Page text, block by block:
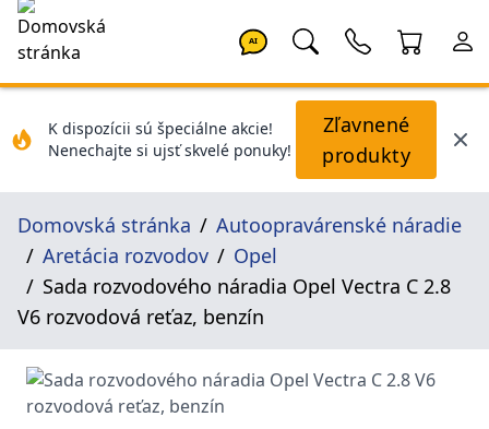
AI
K dispozícii sú špeciálne akcie!
Nenechajte si ujsť skvelé ponuky!
Zľavnené
produkty
Domovská stránka
Autoopravárenské náradie
Aretácia rozvodov
Opel
Sada rozvodového náradia Opel Vectra C 2.8
V6 rozvodová reťaz, benzín